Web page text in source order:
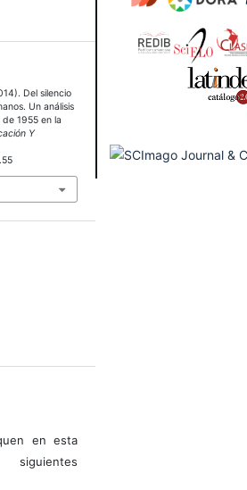
Del silencio
Un análisis
1955 en la
Y
en esta